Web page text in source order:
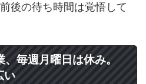
後の待ち時間は覚悟して
毎週月曜日は休み。
い